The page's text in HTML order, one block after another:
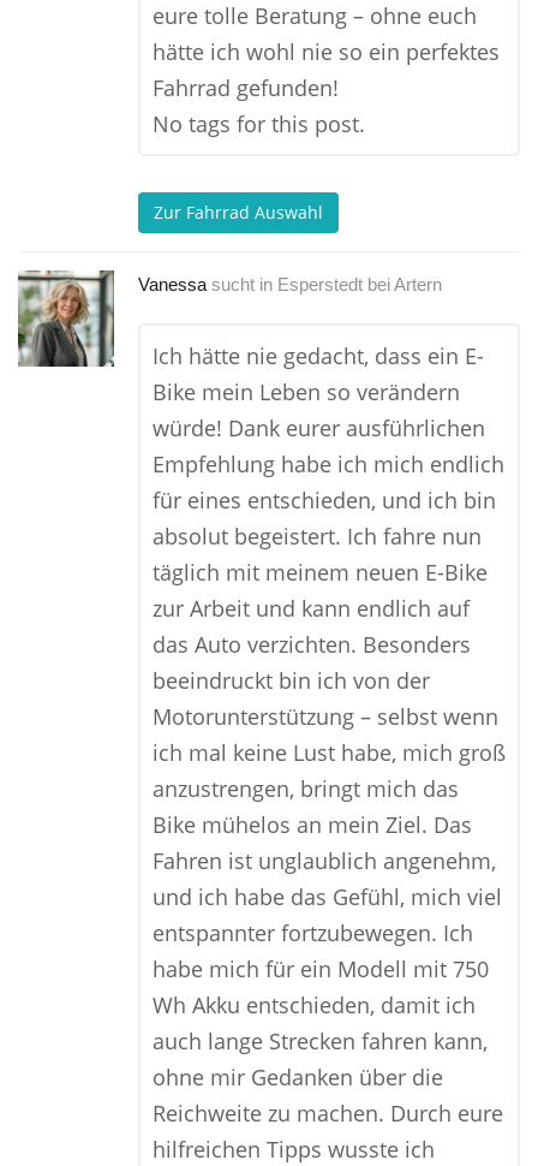
eure tolle Beratung – ohne euch
hätte ich wohl nie so ein perfektes
Fahrrad gefunden!
No tags for this post.
Zur Fahrrad Auswahl
Vanessa sucht in Esperstedt bei Artern
Ich hätte nie gedacht, dass ein E-
Bike mein Leben so verändern
würde! Dank eurer ausführlichen
Empfehlung habe ich mich endlich
für eines entschieden, und ich bin
absolut begeistert. Ich fahre nun
täglich mit meinem neuen E-Bike
zur Arbeit und kann endlich auf
das Auto verzichten. Besonders
beeindruckt bin ich von der
Motorunterstützung – selbst wenn
ich mal keine Lust habe, mich groß
anzustrengen, bringt mich das
Bike mühelos an mein Ziel. Das
Fahren ist unglaublich angenehm,
und ich habe das Gefühl, mich viel
entspannter fortzubewegen. Ich
habe mich für ein Modell mit 750
Wh Akku entschieden, damit ich
auch lange Strecken fahren kann,
ohne mir Gedanken über die
Reichweite zu machen. Durch eure
hilfreichen Tipps wusste ich